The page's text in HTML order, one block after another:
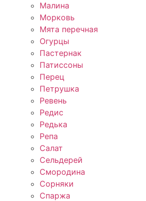
Малина
Морковь
Мята перечная
Огурцы
Пастернак
Патиссоны
Перец
Петрушка
Ревень
Редис
Редька
Репа
Салат
Сельдерей
Смородина
Сорняки
Спаржа